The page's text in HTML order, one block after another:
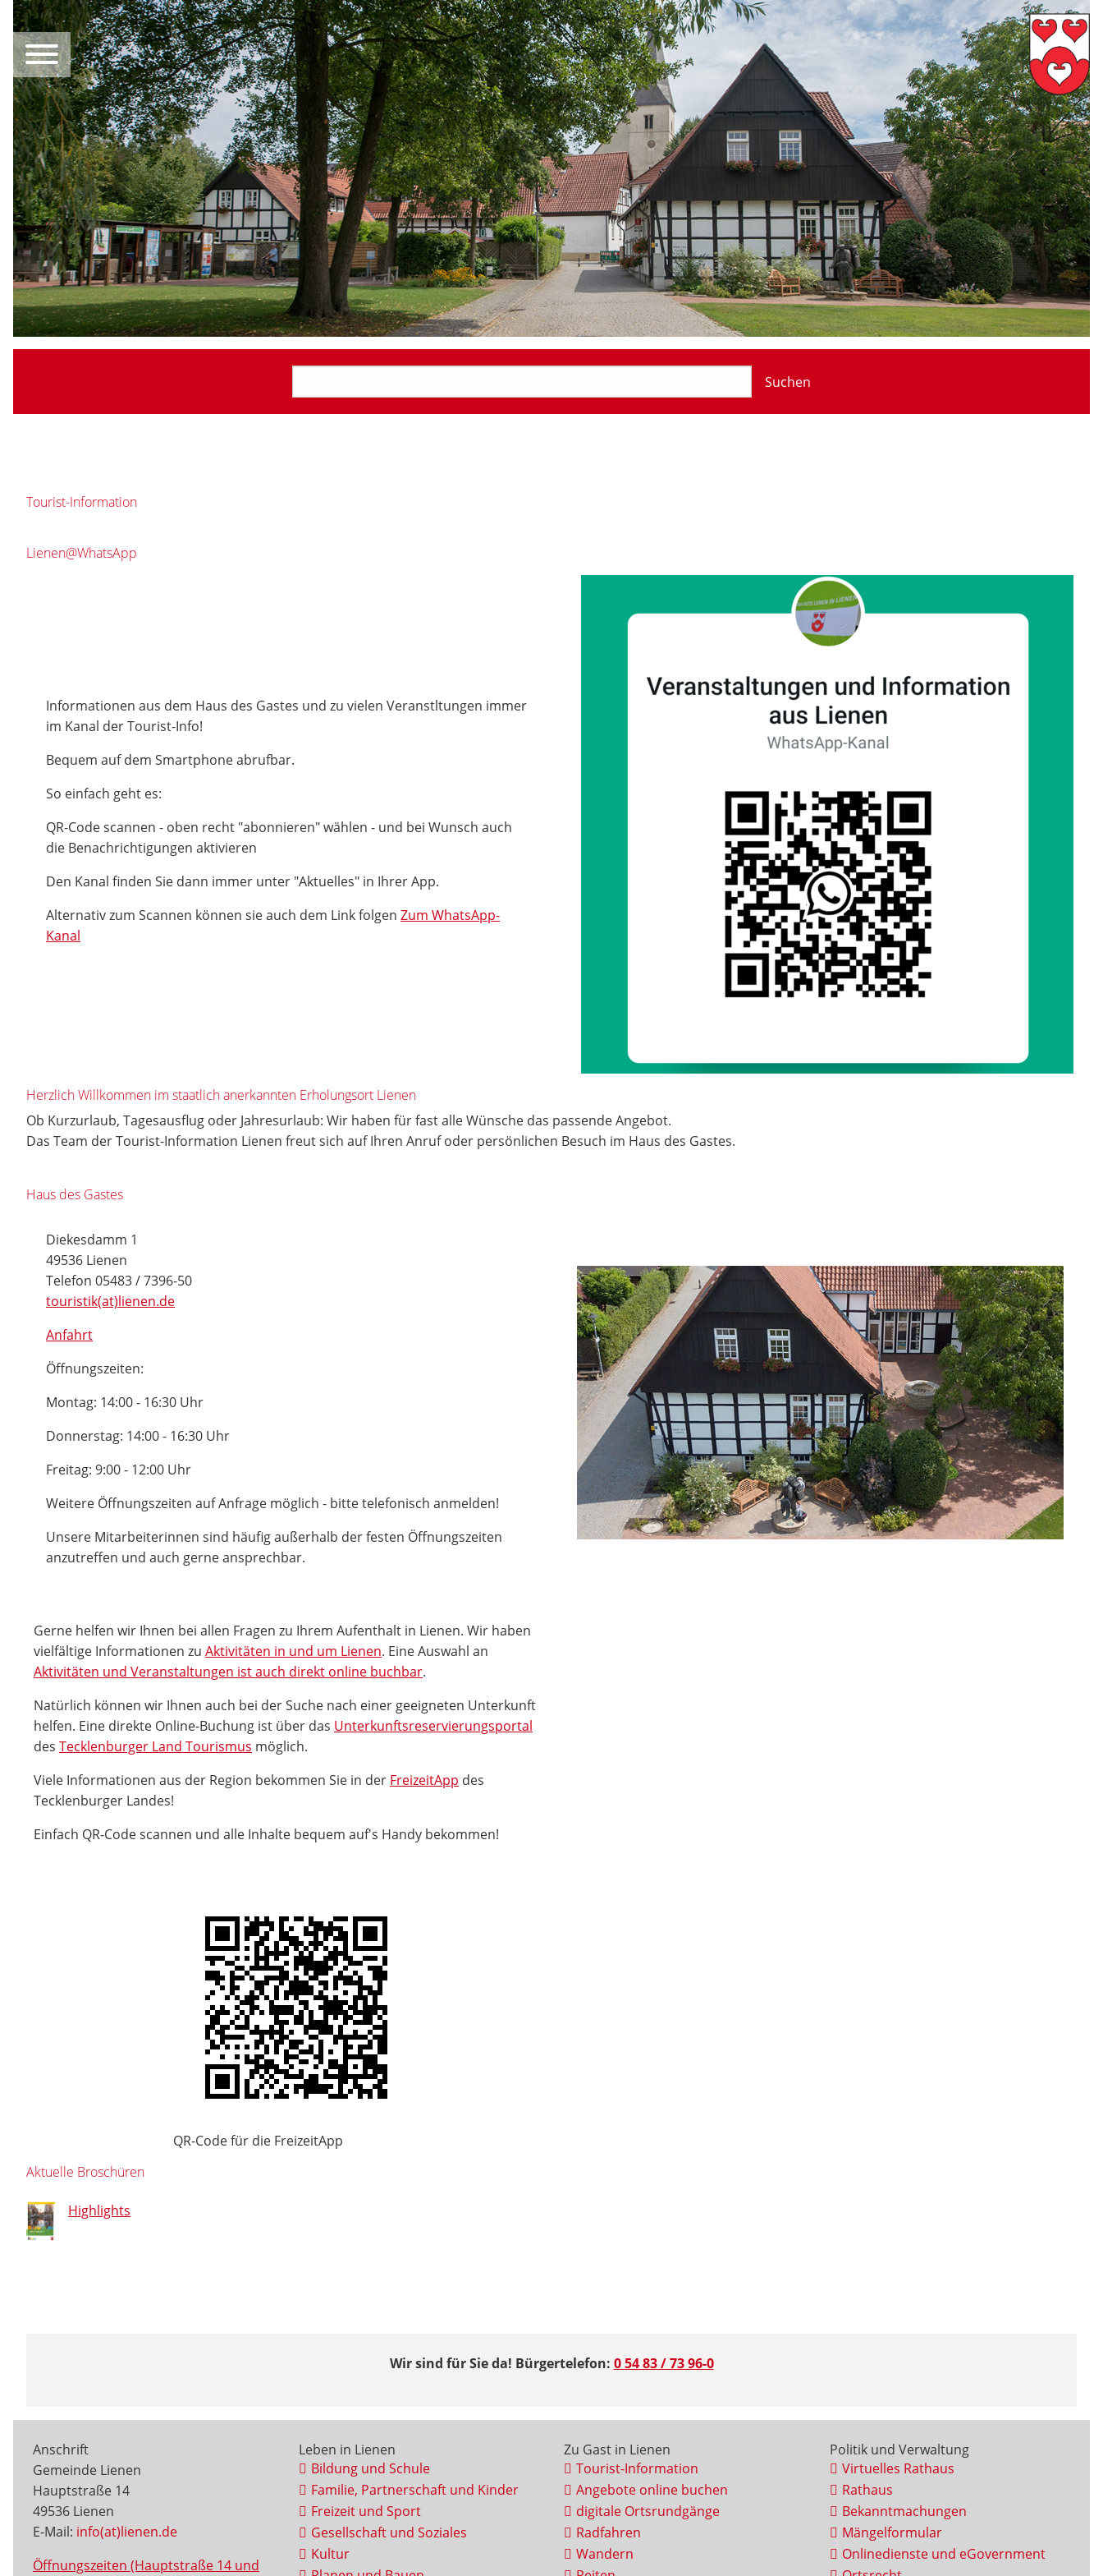
Suchen
Tourist-Information
Lienen@WhatsApp
Informationen aus dem Haus des Gastes und zu vielen Veranstltungen immer
im Kanal der Tourist-Info!
Bequem auf dem Smartphone abrufbar.
So einfach geht es:
QR-Code scannen - oben recht "abonnieren" wählen - und bei Wunsch auch
die Benachrichtigungen aktivieren
Den Kanal finden Sie dann immer unter "Aktuelles" in Ihrer App.
Alternativ zum Scannen können sie auch dem Link folgen Zum WhatsApp-
Kanal
Herzlich Willkommen im staatlich anerkannten Erholungsort Lienen
Ob Kurzurlaub, Tagesausflug oder Jahresurlaub: Wir haben für fast alle Wünsche das passende Angebot.
Das Team der Tourist-Information Lienen freut sich auf Ihren Anruf oder persönlichen Besuch im Haus des Gastes.
Haus des Gastes
Diekesdamm 1
49536 Lienen
Telefon 05483 / 7396-50
touristik(at)lienen.de
Anfahrt
Öffnungszeiten:
Montag: 14:00 - 16:30 Uhr
Donnerstag: 14:00 - 16:30 Uhr
Freitag: 9:00 - 12:00 Uhr
Weitere Öffnungszeiten auf Anfrage möglich - bitte telefonisch anmelden!
Unsere Mitarbeiterinnen sind häufig außerhalb der festen Öffnungszeiten
anzutreffen und auch gerne ansprechbar.
QR-Code für die FreizeitApp
Gerne helfen wir Ihnen bei allen Fragen zu Ihrem Aufenthalt in Lienen. Wir haben
vielfältige Informationen zu Aktivitäten in und um Lienen. Eine Auswahl an
Aktivitäten und Veranstaltungen ist auch direkt online buchbar.
Natürlich können wir Ihnen auch bei der Suche nach einer geeigneten Unterkunft
helfen. Eine direkte Online-Buchung ist über das Unterkunftsreservierungsportal
des Tecklenburger Land Tourismus möglich.
Viele Informationen aus der Region bekommen Sie in der FreizeitApp des
Tecklenburger Landes!
Einfach QR-Code scannen und alle Inhalte bequem auf's Handy bekommen!
Aktuelle Broschüren
Highlights
Wir sind für Sie da! Bürgertelefon: 0 54 83 / 73 96-0
Anschrift
Gemeinde Lienen
Hauptstraße 14
49536 Lienen
E-Mail: info(at)lienen.de
Öffnungszeiten (Hauptstraße 14 und
Leben in Lienen
Bildung und Schule
Familie, Partnerschaft und Kinder
Freizeit und Sport
Gesellschaft und Soziales
Kultur
Zu Gast in Lienen
Tourist-Information
Angebote online buchen
digitale Ortsrundgänge
Radfahren
Wandern
Politik und Verwaltung
Virtuelles Rathaus
Rathaus
Bekanntmachungen
Mängelformular
Onlinedienste und eGovernment